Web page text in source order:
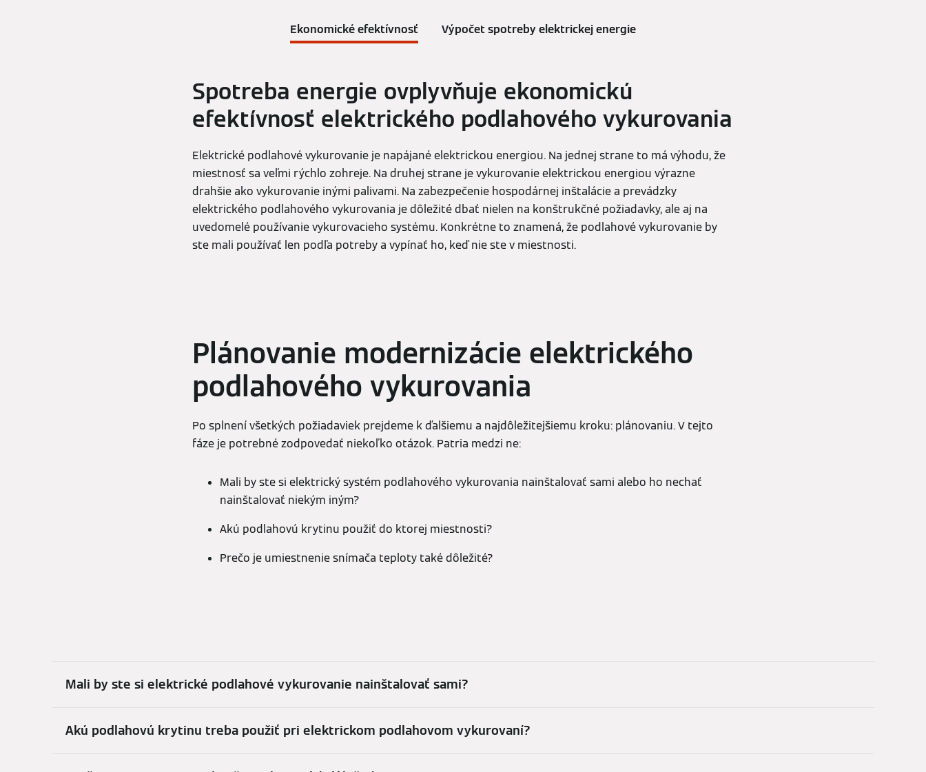
Ekonomické efektívnosť Výpočet spotreby elektrickej energie
Spotreba energie ovplyvňuje ekonomickú
efektívnosť elektrického podlahového vykurovania
Elektrické podlahové vykurovanie je napájané elektrickou energiou. Na jednej strane to má výhodu, že
miestnosť sa veľmi rýchlo zohreje. Na druhej strane je vykurovanie elektrickou energiou výrazne
drahšie ako vykurovanie inými palivami. Na zabezpečenie hospodárnej inštalácie a prevádzky
elektrického podlahového vykurovania je dôležité dbať nielen na konštrukčné požiadavky, ale aj na
uvedomelé používanie vykurovacieho systému. Konkrétne to znamená, že podlahové vykurovanie by
ste mali používať len podľa potreby a vypínať ho, keď nie ste v miestnosti.
Plánovanie modernizácie elektrického
podlahového vykurovania
Po splnení všetkých požiadaviek prejdeme k ďalšiemu a najdôležitejšiemu kroku: plánovaniu. V tejto
fáze je potrebné zodpovedať niekoľko otázok. Patria medzi ne:
Mali by ste si elektrický systém podlahového vykurovania nainštalovať sami alebo ho nechať
nainštalovať niekým iným?
Akú podlahovú krytinu použiť do ktorej miestnosti?
Prečo je umiestnenie snímača teploty také dôležité?
Mali by ste si elektrické podlahové vykurovanie nainštalovať sami?
Akú podlahovú krytinu treba použiť pri elektrickom podlahovom vykurovaní?